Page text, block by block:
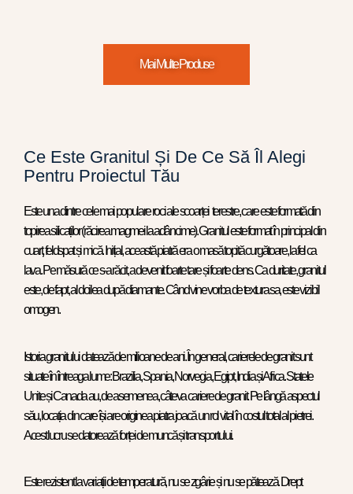
Mai Multe Produse
Ce Este Granitul Și De Ce Să Îl Alegi
Pentru Proiectul Tău
Este una dintre cele mai populare roci ale scoarței terestre, care este formată din
topirea silicaților (răcirea magmei la adâncime). Granitul este format în principal din
cuarț, feldspat și mică. Inițial, această piatră era o masă topită curgătoare, la fel ca
lava. Pe măsură ce s-a răcit, a devenit foarte tare și foarte dens. Ca duritate, granitul
este, de fapt, al doilea după diamante. Când vine vorba de textura sa, este vizibil
omogen.
Istoria granitului datează de milioane de ani. În general, carierele de granit sunt
situate în întreaga lume: Brazilia, Spania, Norvegia, Egipt, India și Africa. Statele
Unite și Canada au, de asemenea, câteva cariere de granit. Pe lângă aspectul
său, locația din care își are originea piatra joacă un rol vital în costul total al pietrei.
Acest lucru se datorează forței de muncă și transportului.
Este rezistent la variații de temperatură, nu se zgârie și nu se pătează. Drept